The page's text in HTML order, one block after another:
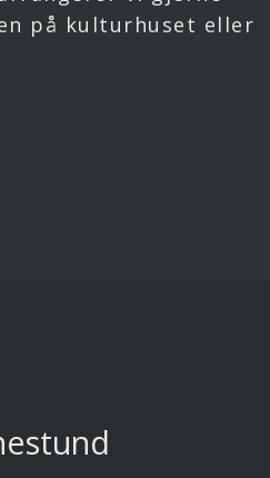
på kulturhuset eller